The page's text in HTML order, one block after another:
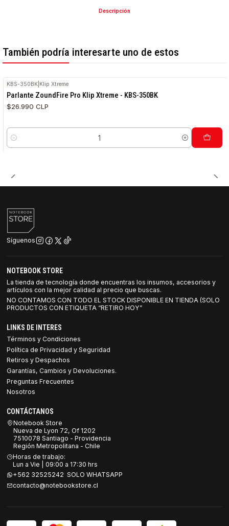
Descripción
También podría interesarte uno de estos
KBS-350BK Klip Xtreme
Parlante ZoundFire Pro Klip Xtreme - KBS-350BK
$26.990 CLP
Cantidad
Síguenos
NOTEBOOK STORE
La tienda de tecnología donde encuentras los insumos, accesorios y
artículos con la mejor calidad al precio que buscas.
NO CONTAMOS CON TODO EL STOCK DISPONIBLE EN TIENDA (SOLO
PRODUCTOS CON ETIQUETA “RETIRO HOY”
LINKS DE INTERES
Términos y Condiciones
Política de Privacidad y Seguridad
Retiros y Despachos
Garantías, Cambios y Devoluciones.
Preguntas Frecuentes
Nosotros
CONTÁCTANOS
Notebook Store
Nueva de Lyon 72, Of 1202
7510078 Santiago - Providencia
Región Metropolitana - Chile
Horas de trabajo:
Lun a Vie | 09:00 a 17:30 hrs
+562 32525242 SOLO WHATSAPP
contacto@notebookstore.cl